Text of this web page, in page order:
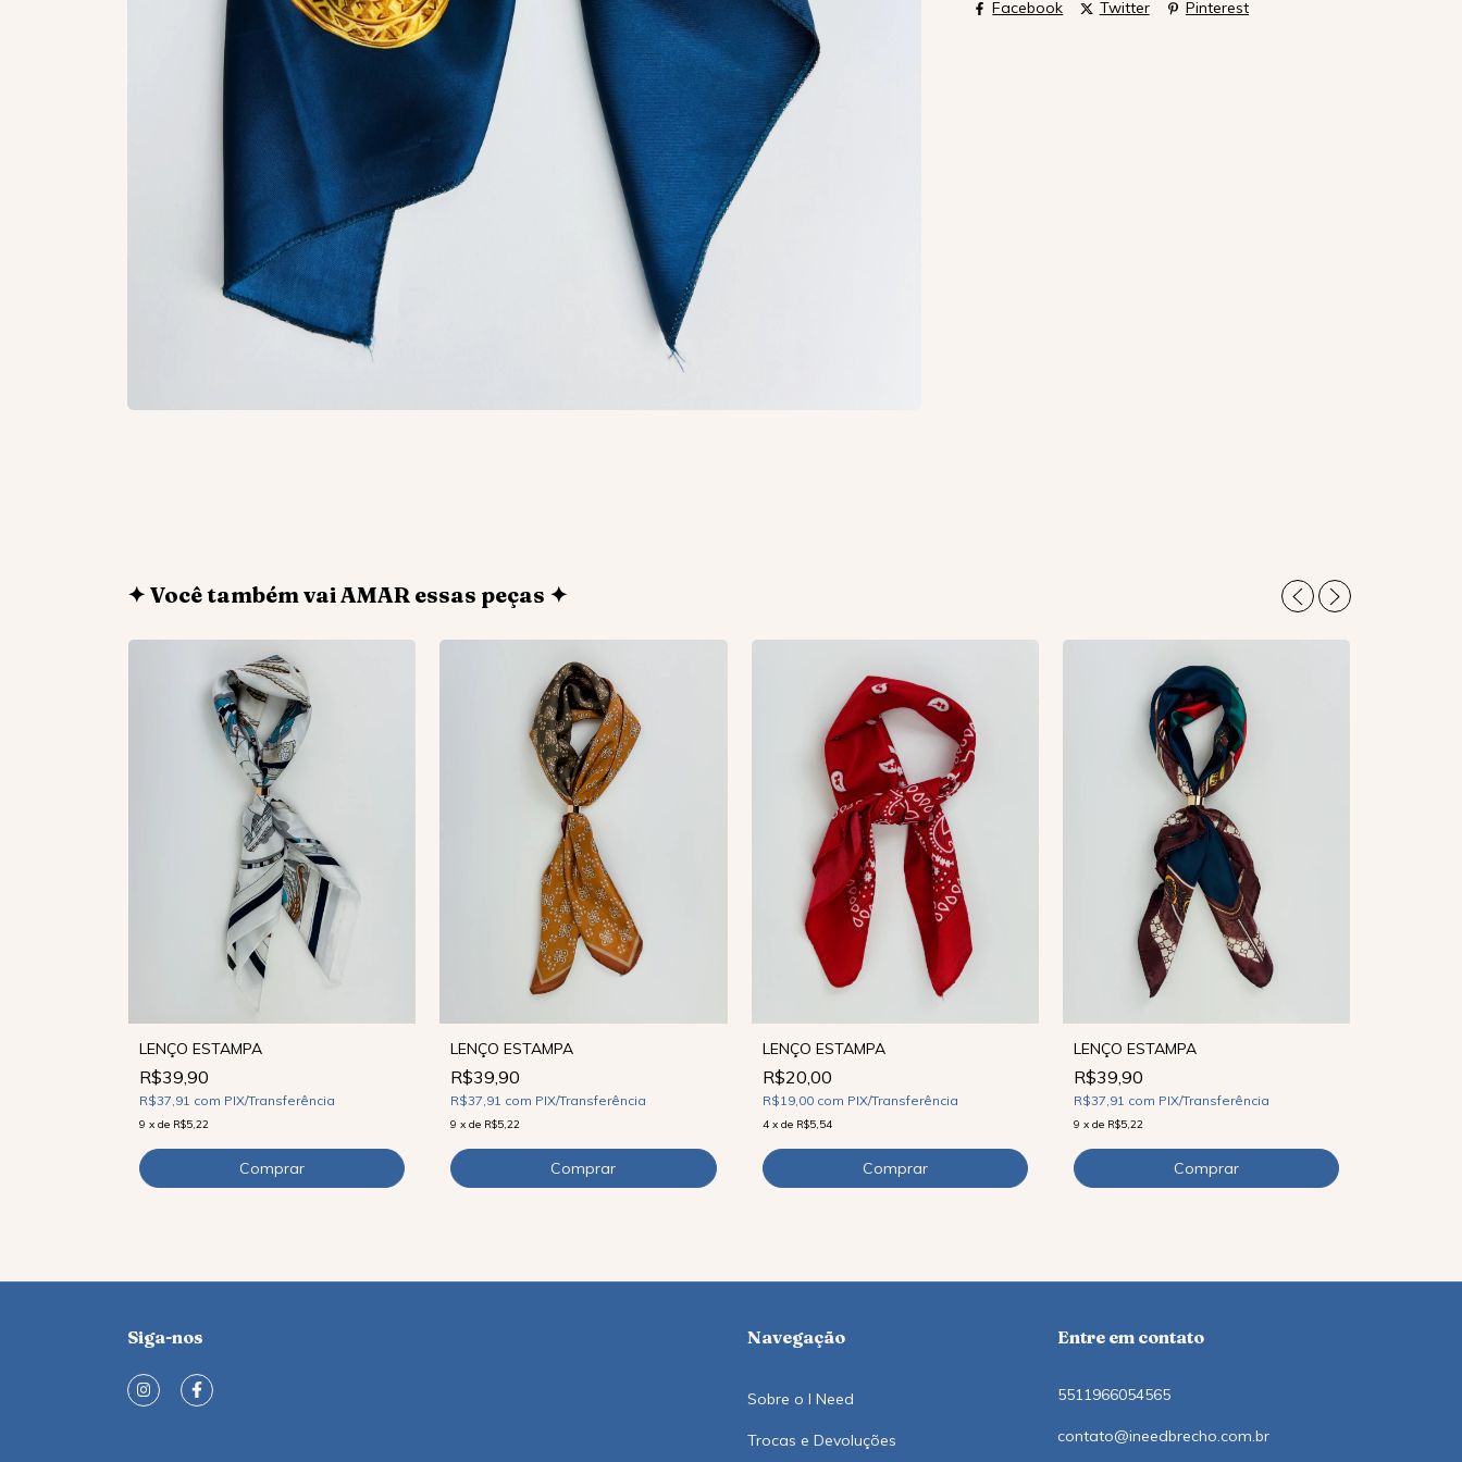
Facebook Twitter Pinterest
✦ Você também vai AMAR essas peças ✦
LENÇO ESTAMPA
R$39,90
R$37,91 com PIX/Transferência
9 x de R$5,22
LENÇO ESTAMPA
R$39,90
R$37,91 com PIX/Transferência
9 xde R$5,22
LENÇO ESTAMPA
R$20,00
R$19,00 com PIX/Transferência
4 x de R$5,54
LENÇO ESTAMPA
R$39,90
R$37,91 com PIX/Transferência
9 x de R$5,22
Siga-nos Navegação
Sobre o I Need
Trocas e Devoluções
Entre em contato
5511966054565
contato@ineedbrecho.com.br